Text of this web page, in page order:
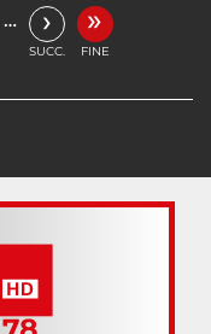
… ›
SUCC.
»
FINE